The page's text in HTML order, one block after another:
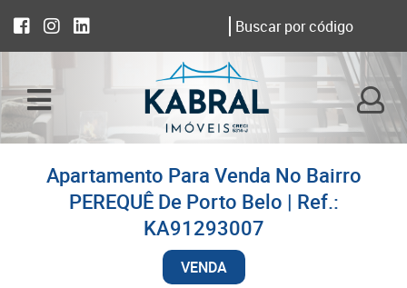
Apartamento Para Venda No Bairro
PEREQUÊ De Porto Belo | Ref.:
KA91293007
VENDA